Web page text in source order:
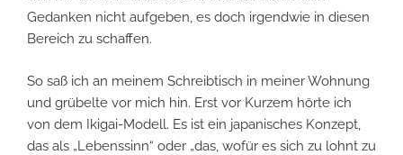
Gedanken nicht aufgeben, es doch irgendwie in diesen
Bereich zu schaffen.
So saß ich an meinem Schreibtisch in meiner Wohnung
und grübelte vor mich hin. Erst vor Kurzem hörte ich
von dem Ikigai-Modell. Es ist ein japanisches Konzept,
das als „Lebenssinn“ oder „das, wofür es sich zu lohnt zu